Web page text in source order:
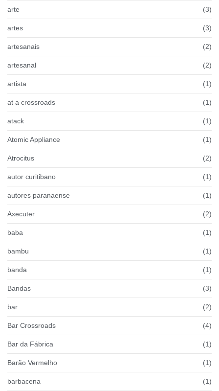
arte (3)
artes (3)
artesanais (2)
artesanal (2)
artista (1)
at a crossroads (1)
atack (1)
Atomic Appliance (1)
Atrocitus (2)
autor curitibano (1)
autores paranaense (1)
Axecuter (2)
baba (1)
bambu (1)
banda (1)
Bandas (3)
bar (2)
Bar Crossroads (4)
Bar da Fábrica (1)
Barão Vermelho (1)
barbacena (1)